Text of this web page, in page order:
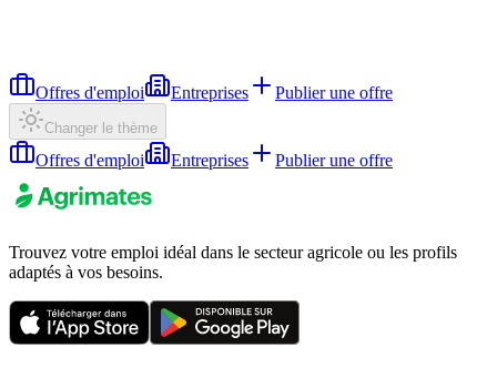
Offres d'emploi Entreprises Publier une offre
Changer le thème
Offres d'emploi Entreprises Publier une offre
Trouvez votre emploi idéal dans le secteur agricole ou les profils
adaptés à vos besoins.